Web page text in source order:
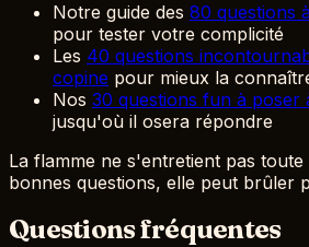
Notre guide des 80 questions
pour tester votre complicité
Les 40 questions
copine pour mieux la
Nos 30 questions fun à poser
jusqu'où il osera répondre
La flamme ne s'entretient pas toute
bonnes questions, elle peut brûler
Questions fréquentes